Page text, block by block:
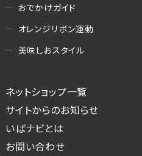
おでかけガイド
オレンジリボン運動
美味しおスタイル
ネットショップ一覧
サイトからのお知らせ
いばナビとは
お問い合わせ